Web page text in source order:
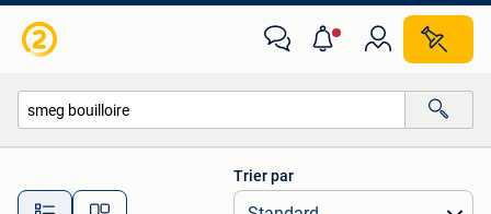
Toutes les distances…
Trier par